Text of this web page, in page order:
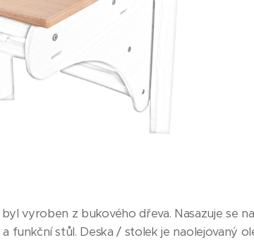
vyroben z bukového dřeva. Nasazuje se
funkční stůl. Deska / stolek je naolejovaný